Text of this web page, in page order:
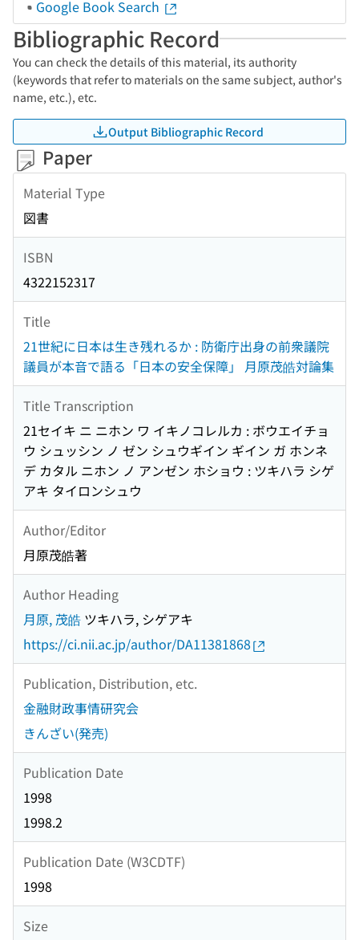
Google Book Search
Bibliographic Record
You can check the details of this material, its authority
(keywords that refer to materials on the same subject, author's
name, etc.), etc.
Output Bibliographic Record
Paper
Material Type
図書
ISBN
4322152317
Title
21世紀に日本は生き残れるか : 防衛庁出身の前衆議院
議員が本音で語る「日本の安全保障」 月原茂皓対論集
Title Transcription
21セイキ ニ ニホン ワ イキノコレルカ : ボウエイチョ
ウ シュッシン ノ ゼン シュウギイン ギイン ガ ホンネ
デ カタル ニホン ノ アンゼン ホショウ : ツキハラ シゲ
アキ タイロンシュウ
Author/Editor
月原茂皓著
Author Heading
月原, 茂皓 ツキハラ, シゲアキ
https://ci.nii.ac.jp/author/DA11381868
Publication, Distribution, etc.
金融財政事情研究会
きんざい(発売)
Publication Date
1998
1998.2
Publication Date (W3CDTF)
1998
Size